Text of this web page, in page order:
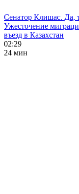
Сенатор Клишас. Да,
Ужесточение
въезд в Казахстан
02:29
24 мин